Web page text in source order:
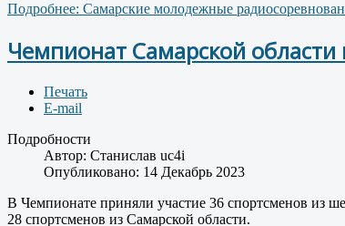
Подробнее: Самарские молодежные
Чемпионат Самарской
Печать
E-mail
Подробности
Автор: Cтанислав uc4i
Опубликовано: 14 Декабрь 2023
В Чемпионате приняли участие 36 спортсменов из
28 спортсменов из Самарской области.